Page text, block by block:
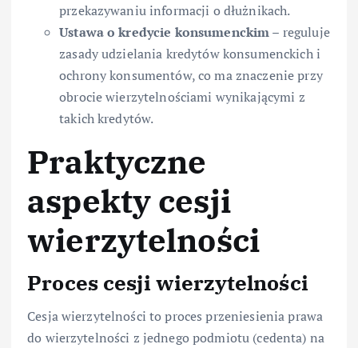
przekazywaniu informacji o dłużnikach.
Ustawa o kredycie konsumenckim– reguluje
zasady udzielania kredytów konsumenckich i
ochrony konsumentów, co ma znaczenie przy
obrocie wierzytelnościami wynikającymi z
takich kredytów.
Praktyczne
aspekty cesji
wierzytelności
Proces cesji wierzytelności
Cesja wierzytelności to proces przeniesienia prawa
do wierzytelności z jednego podmiotu (cedenta) na